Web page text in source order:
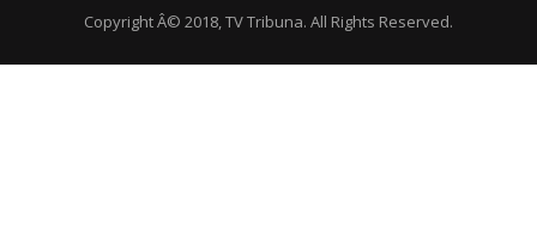
Copyright Â© 2018, TV Tribuna. All Rights Reserved.